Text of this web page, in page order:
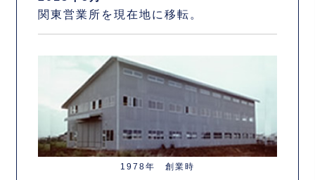
関東営業所を現在地に移転。
1978年 創業時